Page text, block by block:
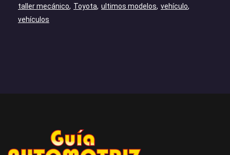
taller mecánico
Toyota ultimos modelos vehículo
vehículos